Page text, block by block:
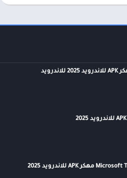
تنزيل برنامج Microsoft Teams مهكر APK للاندرويد 2025